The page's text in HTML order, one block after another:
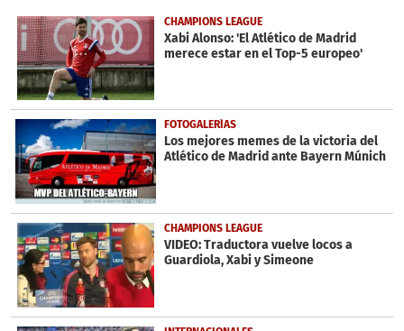
1
minute,
4
seconds
CHAMPIONS LEAGUE
Xabi Alonso: 'El Atlético de Madrid
merece estar en el Top-5 europeo'
FOTOGALERÍAS
Los mejores memes de la victoria del
Atlético de Madrid ante Bayern Múnich
CHAMPIONS LEAGUE
VIDEO: Traductora vuelve locos a
Guardiola, Xabi y Simeone